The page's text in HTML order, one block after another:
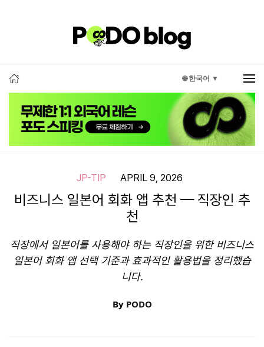
🌐 한국어 ▼
JP-TIP APRIL 9, 2026
비즈니스 일본어 회화 앱 추천 — 직장인 추
천
직장에서 일본어를 사용해야 하는 직장인을 위한 비즈니스
일본어 회화 앱 선택 기준과 효과적인 활용법을 정리했습
니다.
By PODO